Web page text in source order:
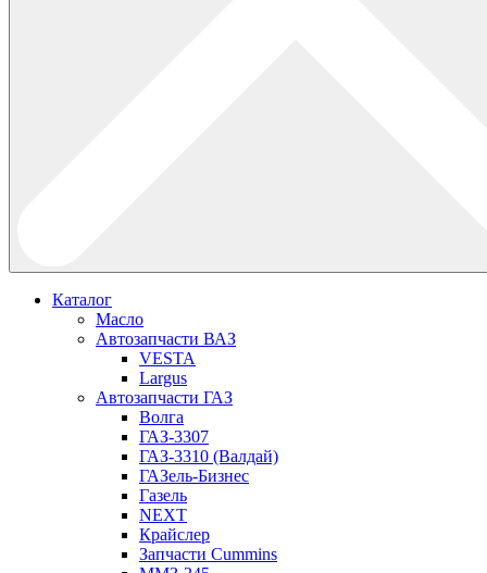
Каталог
Масло
Автозапчасти ВАЗ
VESTA
Largus
Автозапчасти ГАЗ
Волга
ГАЗ-3307
ГАЗ-3310 (Валдай)
ГАЗель-Бизнес
Газель
NEXT
Крайслер
Запчасти Cummins